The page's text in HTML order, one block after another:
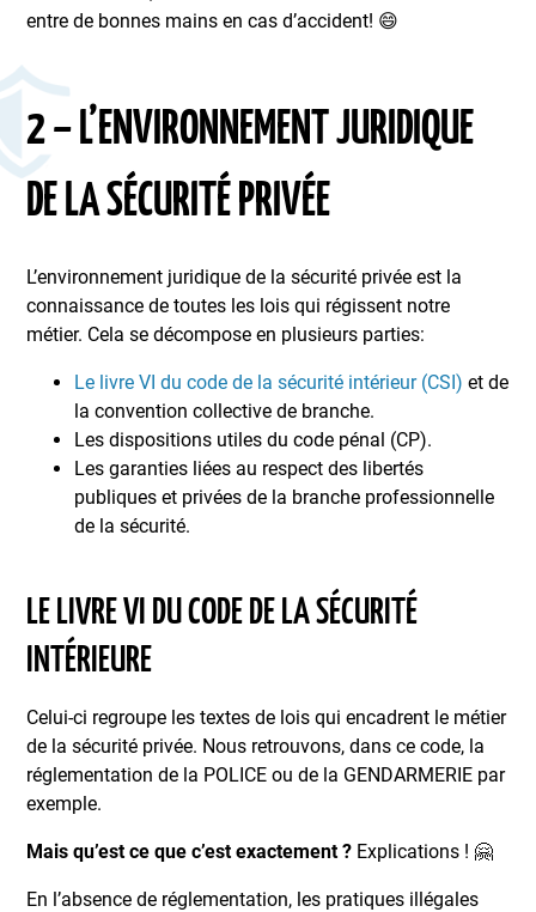
entre de bonnes mains en cas d’accident! 😄
2 – L’ENVIRONNEMENT JURIDIQUE
DE LA SÉCURITÉ PRIVÉE
L’environnement juridique de la sécurité privée est la
connaissance de toutes les lois qui régissent notre
métier. Cela se décompose en plusieurs parties:
Le livre VI du code de la sécurité intérieur (CSI) et de
la convention collective de branche.
Les dispositions utiles du code pénal (CP).
Les garanties liées au respect des libertés
publiques et privées de la branche professionnelle
de la sécurité.
LE LIVRE VI DU CODE DE LA SÉCURITÉ
INTÉRIEURE
Celui-ci regroupe les textes de lois qui encadrent le métier
de la sécurité privée. Nous retrouvons, dans ce code, la
réglementation de la POLICE ou de la GENDARMERIE par
exemple.
Mais qu’est ce que c’est exactement ? Explications ! 🤗
En l’absence de réglementation, les pratiques illégales